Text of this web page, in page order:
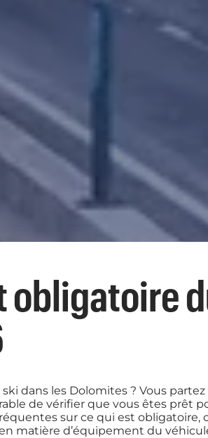
obligatoire
dans les Dolomites ? Vous
de vérifier que vous êtes prêt
sur ce qui est obligatoire,
matière d’équipement du